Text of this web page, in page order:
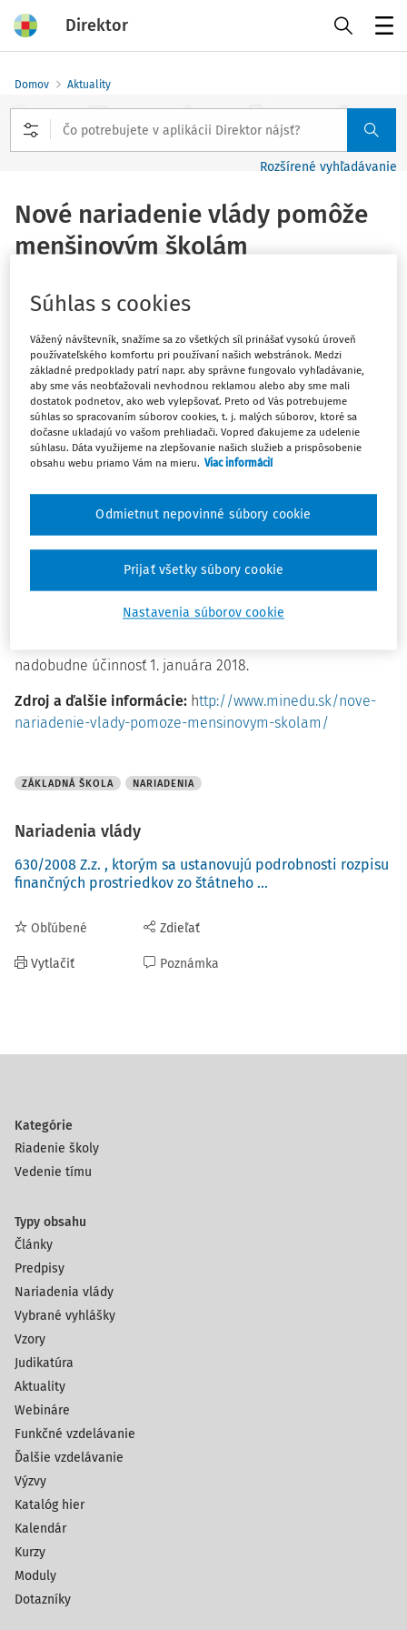
Direktor
Domov Aktuality
Rozšírené vyhľadávanie
Nové nariadenie vlády pomôže
menšinovým školám
1 minúta čítania
Súvisiace dokumenty (1)
Vláda SR schválila nové znenie nariadenia vlády, ktorým
sa zlepšuje financovanie škôl, kde sa deti učia jazyk
národnostnej menšiny alebo sa vzdelávajú v jazyku
národnostnej menšiny.
V praxi návrh nariadenia upravuje mzdový normatív a
normatív na výchovno-vzdelávací proces na žiaka pre
školy s iným vyučovacím jazykom ako slovenským, okrem
základnej školy, ktorý je 108 % zodpovedajúceho
normatívu; základným školám s iným vyučovacím jazykom
ako slovenským, ktorým prislúcha 113 % normatívu;
menšiny 104 % normatívu a školám v bilingválnom štúdiu,
nadobudne účinnosť 1. januára 2018.
Zdroj a ďalšie informácie: http://www.minedu.sk/nove-
nariadenie-vlady-pomoze-mensinovym-skolam/
ZÁKLADNÁ ŠKOLA NARIADENIA
Nariadenia vlády
630/2008 Z.z. , ktorým sa ustanovujú podrobnosti rozpisu
finančných prostriedkov zo štátneho ...
Obľúbené
Vytlačiť
Zdieľať
Poznámka
Kategórie
Riadenie školy
Vedenie tímu
Typy obsahu
Články
Predpisy
Nariadenia vlády
Vybrané vyhlášky
Vzory
Judikatúra
Aktuality
Webináre
Funkčné vzdelávanie
Ďalšie vzdelávanie
Výzvy
Katalóg hier
Kalendár
Kurzy
Moduly
Dotazníky
Súhlas s cookies
Vážený návštevník, snažíme sa zo všetkých síl prinášať vysokú úroveň
používateľského komfortu pri používaní našich webstránok. Medzi
základné predpoklady patrí napr. aby správne fungovalo vyhľadávanie,
aby sme vás neobťažovali nevhodnou reklamou alebo aby sme mali
dostatok podnetov, ako web vylepšovať. Preto od Vás potrebujeme
súhlas so spracovaním súborov cookies, t. j. malých súborov, ktoré sa
dočasne ukladajú vo vašom prehliadači. Vopred ďakujeme za udelenie
súhlasu. Dáta využijeme na zlepšovanie našich služieb a prispôsobenie
obsahu webu priamo Vám na mieru. Viac informácií
Nastavenia súborov cookie
Odmietnut nepovinné súbory cookie
Prijať všetky súbory cookie